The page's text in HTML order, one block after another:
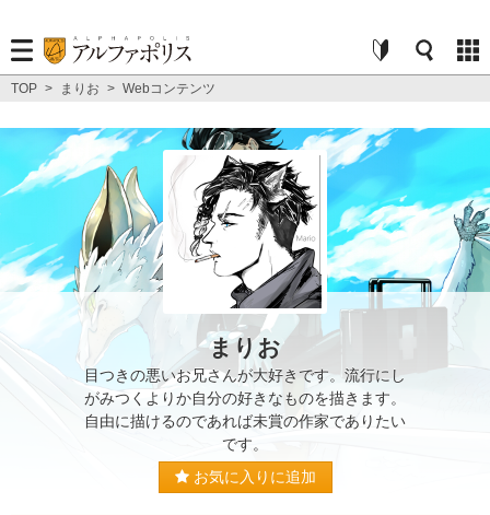
TOP > まりお > Webコンテンツ
まりお
目つきの悪いお兄さんが大好きです。流行にし
がみつくよりか自分の好きなものを描きます。
自由に描けるのであれば未賞の作家でありたい
です。
お気に入りに追加